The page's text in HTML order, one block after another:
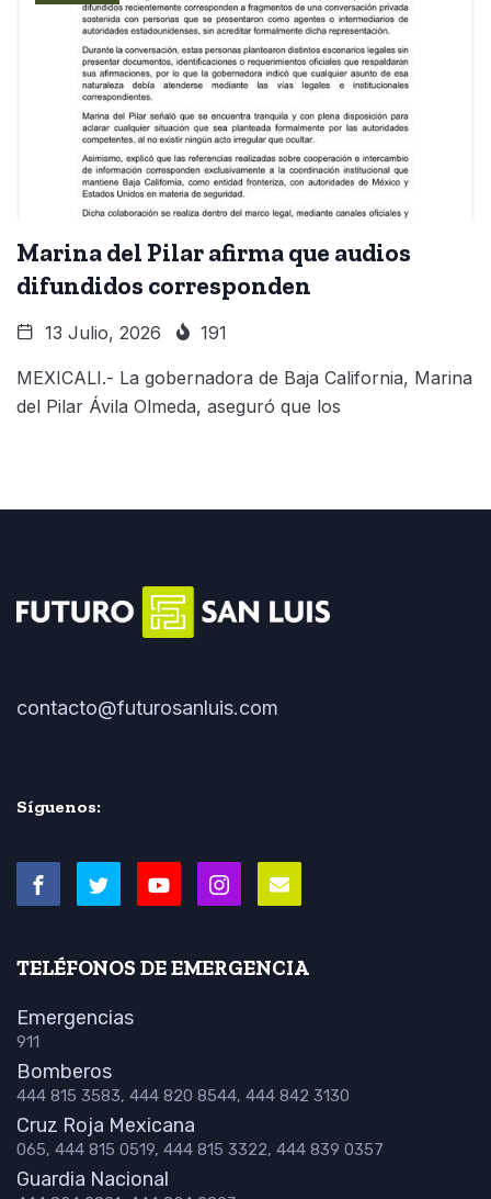
Marina del Pilar afirma que audios
difundidos corresponden
13 Julio, 2026 191
MEXICALI.- La gobernadora de Baja California, Marina
del Pilar Ávila Olmeda, aseguró que los
contacto@futurosanluis.com
Síguenos:
TELÉFONOS DE EMERGENCIA
Emergencias
911
Bomberos
444 815 3583, 444 820 8544, 444 842 3130
Cruz Roja Mexicana
065, 444 815 0519, 444 815 3322, 444 839 0357
Guardia Nacional